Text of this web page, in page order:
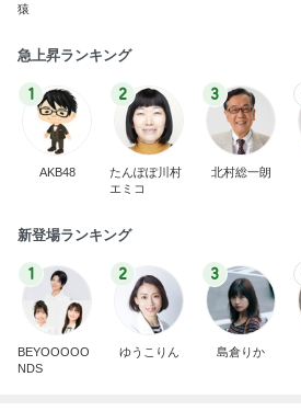
猿
急上昇ランキング
1
AKB48
2
たんぽぽ川村
エミコ
3
北村総一朗
新登場ランキング
1
BEYOOOOO
NDS
2
ゆうこりん
3
島倉りか